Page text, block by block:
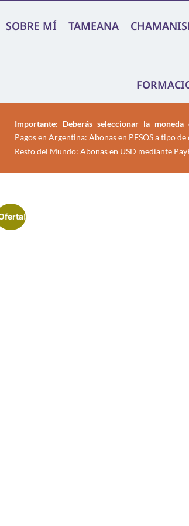
SOBRE MÍ TAMEANA
Importante: Deberás seleccionar la
Pagos en Argentina: Abonas en PESOS a tipo
Resto del Mundo: Abonas en USD mediante